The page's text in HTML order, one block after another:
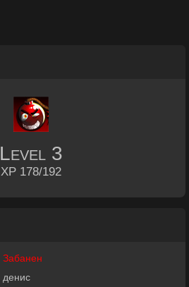
Level 3
XP 178/192
Забанен
денис